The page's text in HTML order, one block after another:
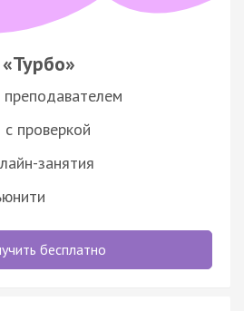
проверкой
занятия
бесплатно